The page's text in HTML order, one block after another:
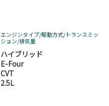
エンジンタイプ/駆動方式/トランスミッ
ション/排気量
ハイブリッド
E-Four
CVT
2.5L